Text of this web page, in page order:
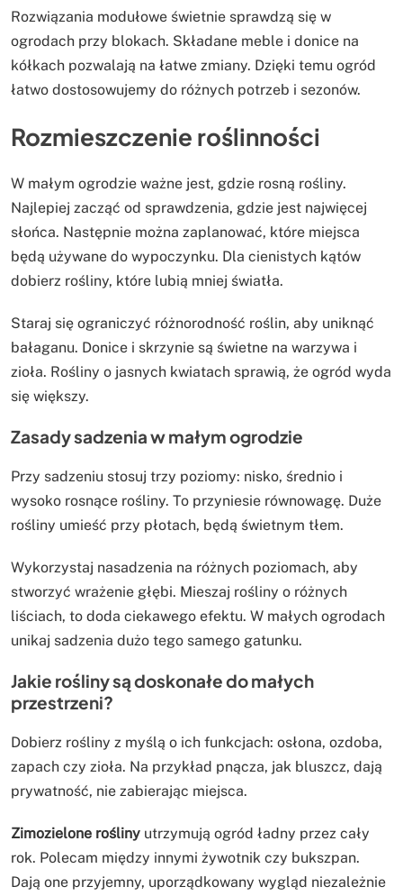
Rozwiązania modułowe świetnie sprawdzą się w
ogrodach przy blokach. Składane meble i donice na
kółkach pozwalają na łatwe zmiany. Dzięki temu ogród
łatwo dostosowujemy do różnych potrzeb i sezonów.
Rozmieszczenie roślinności
W małym ogrodzie ważne jest, gdzie rosną rośliny.
Najlepiej zacząć od sprawdzenia, gdzie jest najwięcej
słońca. Następnie można zaplanować, które miejsca
będą używane do wypoczynku. Dla cienistych kątów
dobierz rośliny, które lubią mniej światła.
Staraj się ograniczyć różnorodność roślin, aby uniknąć
bałaganu. Donice i skrzynie są świetne na warzywa i
zioła. Rośliny o jasnych kwiatach sprawią, że ogród wyda
się większy.
Zasady sadzenia w małym ogrodzie
Przy sadzeniu stosuj trzy poziomy: nisko, średnio i
wysoko rosnące rośliny. To przyniesie równowagę. Duże
rośliny umieść przy płotach, będą świetnym tłem.
Wykorzystaj nasadzenia na różnych poziomach, aby
stworzyć wrażenie głębi. Mieszaj rośliny o różnych
liściach, to doda ciekawego efektu. W małych ogrodach
unikaj sadzenia dużo tego samego gatunku.
Jakie rośliny są doskonałe do małych
przestrzeni?
Dobierz rośliny z myślą o ich funkcjach: osłona, ozdoba,
zapach czy zioła. Na przykład pnącza, jak bluszcz, dają
prywatność, nie zabierając miejsca.
Zimozielone rośliny utrzymują ogród ładny przez cały
rok. Polecam między innymi żywotnik czy bukszpan.
Dają one przyjemny, uporządkowany wygląd niezależnie